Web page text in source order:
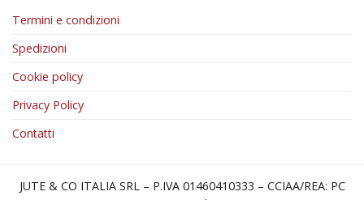
Termini e condizioni
Spedizioni
Cookie policy
Privacy Policy
Contatti
JUTE & CO ITALIA SRL – P.IVA 01460410333 – CCIAA/REA: PC